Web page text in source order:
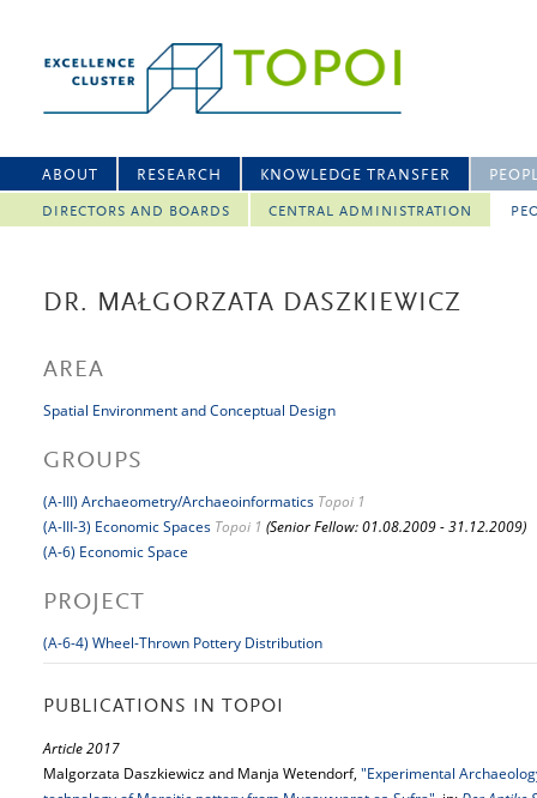
ABOUT RESEARCH KNOWLEDGE TRANSFER
DIRECTORS AND BOARDS CENTRAL ADMINISTRATION
DR. MAŁGORZATA DASZKIEWICZ
AREA
Spatial Environment and Conceptual Design
GROUPS
(A-III) Archaeometry/Archaeoinformatics Topoi 1
(A-III-3) Economic Spaces Topoi 1 (Senior Fellow: 01.08.2009 - 31.12.2009)
(A-6) Economic Space
PROJECT
(A-6-4) Wheel-Thrown Pottery Distribution
PUBLICATIONS IN TOPOI
Article 2017
Malgorzata Daszkiewicz and Manja Wetendorf, "Experimental